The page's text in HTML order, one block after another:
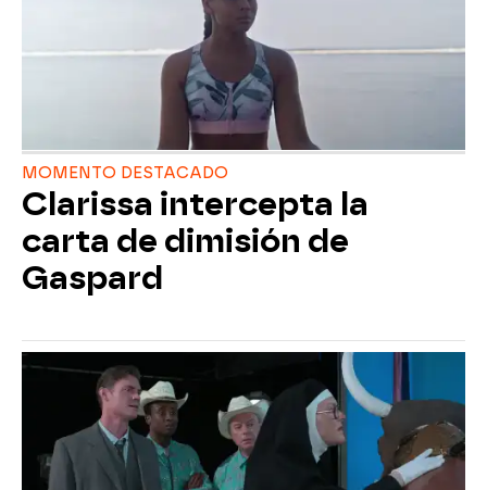
MOMENTO DESTACADO
Clarissa intercepta la
carta de dimisión de
Gaspard